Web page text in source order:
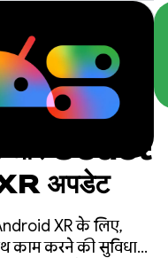
Godot
अपडेट
XR के लिए,
काम करने की सुविधा